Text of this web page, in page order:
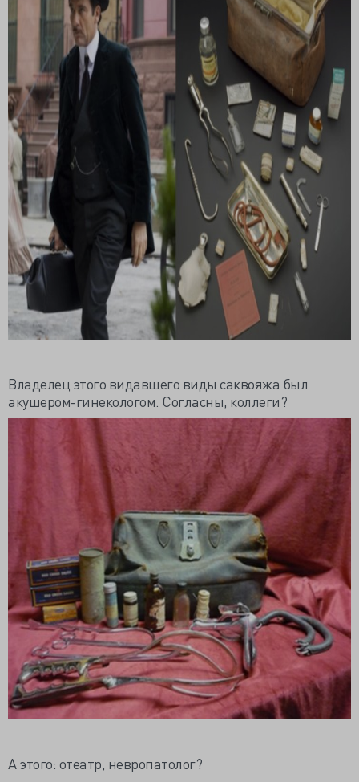
Владелец этого видавшего виды саквояжа был
акушером-гинекологом. Согласны, коллеги?
А этого: отеатр, невропатолог?